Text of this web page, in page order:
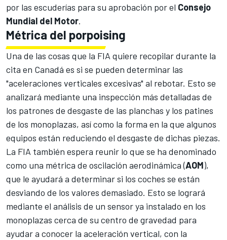
por las escuderías para su aprobación por el Consejo
Mundial del Motor.
Métrica del porpoising
Una de las cosas que la FIA quiere recopilar durante la
cita en Canadá es si se pueden determinar las
"aceleraciones verticales excesivas" al rebotar. Esto se
analizará mediante una inspección más detalladas de
los patrones de desgaste de las planchas y los patines
de los monoplazas, así como la forma en la que algunos
equipos están reduciendo el desgaste de dichas piezas.
La FIA también espera reunir lo que se ha denominado
como una métrica de oscilación aerodinámica (AOM),
que le ayudará a determinar si los coches se están
desviando de los valores demasiado. Esto se logrará
mediante el análisis de un sensor ya instalado en los
monoplazas cerca de su centro de gravedad para
ayudar a conocer la aceleración vertical, con la